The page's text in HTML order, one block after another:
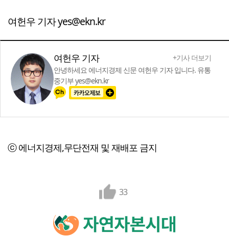
여헌우 기자 yes@ekn.kr
여헌우 기자
+기사 더보기
안녕하세요 에너지경제 신문 여헌우 기자 입니다. 유통
중기부 yes@ekn.kr
ⓒ 에너지경제,무단전재 및 재배포 금지
33